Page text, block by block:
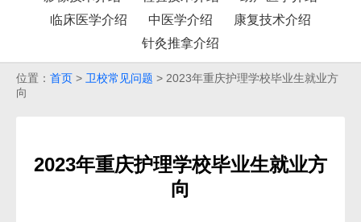
临床医学介绍
中医学介绍
康复技术介绍
针灸推拿介绍
位置： 首页 > 卫校常见问题 > 2023年重庆护理学校毕业生就业方
向
2023年重庆护理学校毕业生就业方
向